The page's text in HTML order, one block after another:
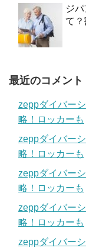
ジ
て？
最近のコメント
zeppダイバー
略！ロッカーも
zeppダイバー
略！ロッカーも
zeppダイバー
略！ロッカーも
zeppダイバー
略！ロッカーも
zeppダイバー